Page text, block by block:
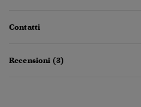
Contatti
Recensioni (3)